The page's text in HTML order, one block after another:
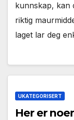
kunnskap, kan
riktig
laget lar deg
UKATEGORISERT
Her er